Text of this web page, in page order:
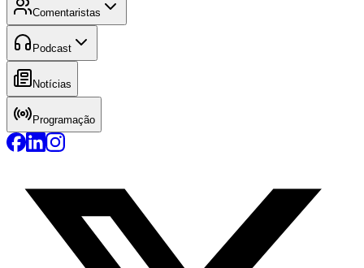
Comentaristas
Podcast
Notícias
Programação